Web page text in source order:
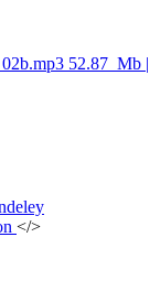
52.87 Mb |
</>